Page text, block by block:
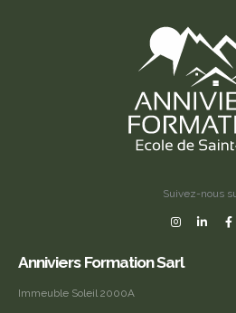
Suivez-nous
Anniviers Formation Sarl
Immeuble Soleil 2000A